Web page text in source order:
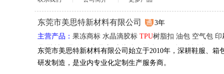
东莞市美思特新材料有限公司
3年
主营产品： 果冻商标 水晶滴胶标 TPU树脂扣 油包 空气包 印
品 鞋材饰品 热压产品 塑胶片 印刷转印 TPU 彩粉树脂扣
东莞市美思特新材料有限公司始立于2010年，深耕鞋服、箱
研发制造，是业内专业化定制生产服务商。